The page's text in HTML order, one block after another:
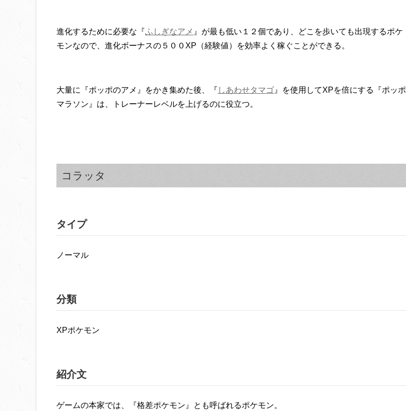
進化するために必要な『ふしぎなアメ 』が最も低い１２個であり、どこを歩いても出現するポケ
モンなので、進化ボーナスの５００XP（経験値）を効率よく稼ぐことができる。
大量に『ポッポのアメ』をかき集めた後、『 しあわせタマゴ 』を使用してXPを倍にする『ポッポ
マラソン』は、トレーナーレベルを上げるのに役立つ。
コラッタ
タイプ
ノーマル
分類
XPポケモン
紹介文
ゲームの本家では、『格差ポケモン』とも呼ばれるポケモン。